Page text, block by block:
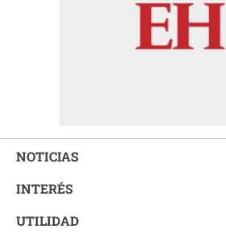
NOTICIAS
INTERÉS
UTILIDAD